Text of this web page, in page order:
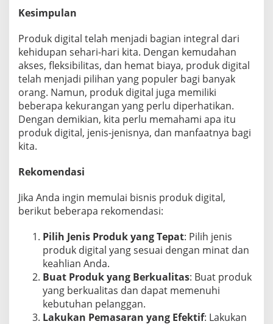
Kesimpulan
Produk digital telah menjadi bagian integral dari
kehidupan sehari-hari kita. Dengan kemudahan
akses, fleksibilitas, dan hemat biaya, produk digital
telah menjadi pilihan yang populer bagi banyak
orang. Namun, produk digital juga memiliki
beberapa kekurangan yang perlu diperhatikan.
Dengan demikian, kita perlu memahami apa itu
produk digital, jenis-jenisnya, dan manfaatnya bagi
kita.
Rekomendasi
Jika Anda ingin memulai bisnis produk digital,
berikut beberapa rekomendasi:
Pilih Jenis Produk yang Tepat: Pilih jenis
produk digital yang sesuai dengan minat dan
keahlian Anda.
Buat Produk yang Berkualitas: Buat produk
yang berkualitas dan dapat memenuhi
kebutuhan pelanggan.
Lakukan Pemasaran yang Efektif: Lakukan